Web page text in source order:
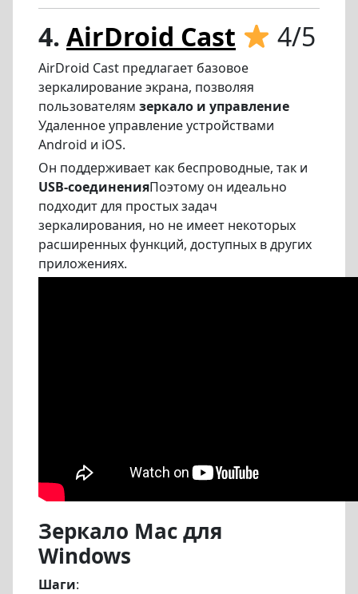
4. AirDroid Cast 4/5
AirDroid Cast предлагает базовое
зеркалирование экрана, позволяя
пользователям зеркало и управление
Удаленное управление устройствами
Android и iOS.
Он поддерживает как беспроводные, так и
USB-соединенияПоэтому он идеально
подходит для простых задач
зеркалирования, но не имеет некоторых
расширенных функций, доступных в других
приложениях.
Зеркало Mac для
Windows
Шаги: